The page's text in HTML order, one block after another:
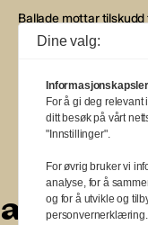
Ballade mottar
støtte fra eierne
Musikkforleggerne.
BALLADE —
aaa
Dine valg:
For å gi deg
ditt besøk på vårt
"Innstillinger".
For øvrig bruker vi
analyse, for å
og for å utvikle og
personvernerklæring.